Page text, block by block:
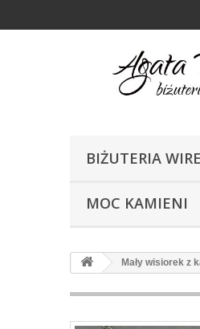
BIŻUTERIA
MOC KAMIENI
Mały wisiorek z